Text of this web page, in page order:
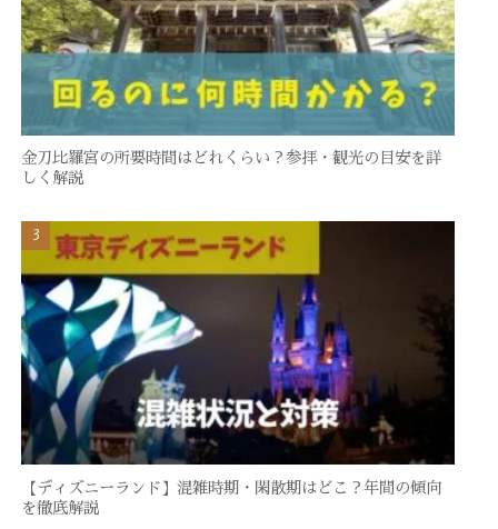
金刀比羅宮の所要時間はどれくらい？参拝・観光の目安を詳
しく解説
【ディズニーランド】混雑時期・閑散期はどこ？年間の傾向
を徹底解説